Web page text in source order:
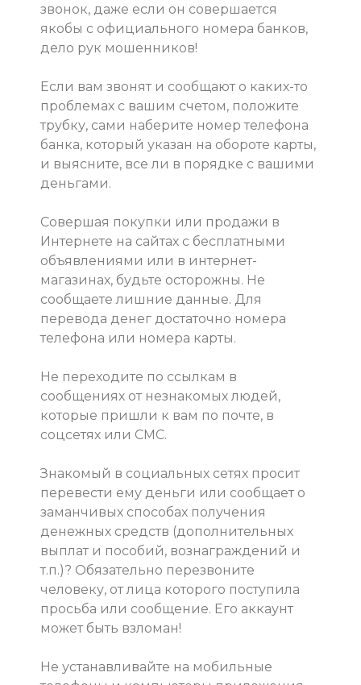
звонок, даже если он совершается
якобы с официального номера банков,
дело рук мошенников!
Если вам звонят и сообщают о каких-то
проблемах с вашим счетом, положите
трубку, сами наберите номер телефона
банка, который указан на обороте карты,
и выясните, все ли в порядке с вашими
деньгами.
Совершая покупки или продажи в
Интернете на сайтах с бесплатными
объявлениями или в интернет-
магазинах, будьте осторожны. Не
сообщаете лишние данные. Для
перевода денег достаточно номера
телефона или номера карты.
Не переходите по ссылкам в
сообщениях от незнакомых людей,
которые пришли к вам по почте, в
соцсетях или СМС.
Знакомый в социальных сетях просит
перевести ему деньги или сообщает о
заманчивых способах получения
денежных средств (дополнительных
выплат и пособий, вознаграждений и
т.п.)? Обязательно перезвоните
человеку, от лица которого поступила
просьба или сообщение. Его аккаунт
может быть взломан!
Не устанавливайте на мобильные